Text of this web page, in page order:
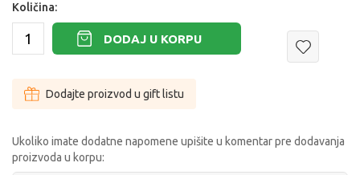
Količina:
DODAJ U KORPU
Dodajte proizvod u gift listu
Ukoliko imate dodatne napomene upišite u komentar pre dodavanja
proizvoda u korpu: